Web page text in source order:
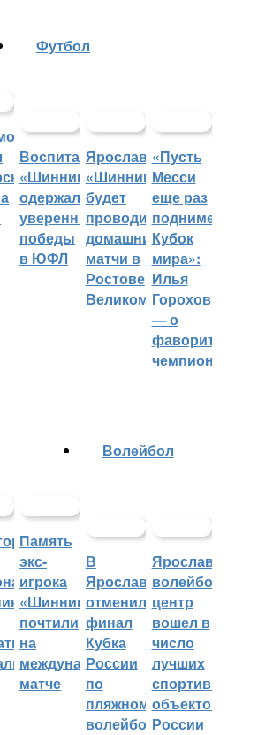
Футбол
Воспитанники
«Шинника»
одержали
уверенные
победы
в ЮФЛ
Ярославский
«Шинник»
будет
проводить
домашние
матчи в
Ростове
Великом
«Пусть
Месси
еще раз
поднимет
Кубок
мира»:
Илья
Горохов
— о
фаворитах
чемпионата
Память
экс-
игрока
«Шинника»
почтили
на
международном
матче
Волейбол
В
Ярославле
отменили
финал
Кубка
России
по
пляжному
волейболу
Ярославский
волейбольный
центр
вошел в
число
лучших
спортивных
объектов
России